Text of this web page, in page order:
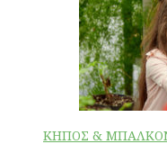
ΚΗΠΟΣ &